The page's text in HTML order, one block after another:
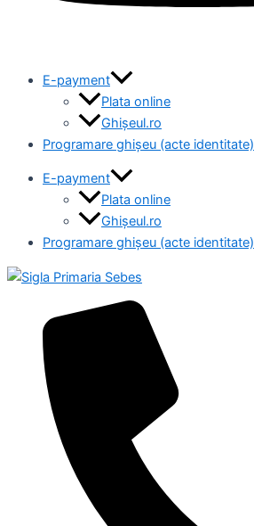
E-payment
Plata online
Ghișeul.ro
Programare ghișeu (acte identitate)
E-payment
Plata online
Ghișeul.ro
Programare ghișeu (acte identitate)